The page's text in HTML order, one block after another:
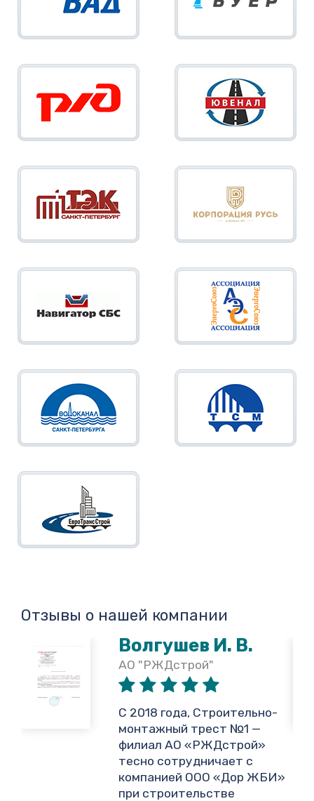
Отзывы о нашей компании
Волгушев И. В.
АО "РЖДстрой"
С 2018 года, Строительно-
монтажный трест №1 —
филиал АО «РЖДстрой»
тесно сотрудничает с
компанией ООО «Дор ЖБИ»
при строительстве